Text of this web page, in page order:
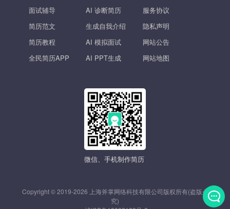
面试辅导
简历范文
简历教程
全民简历APP
AI 诊断简历
生成自我介绍
AI 模拟面试
AI PPT生成
服务协议
隐私声明
网站公告
网站地图
微信、手机制作简历
Copyright © 2019-2026 上海斧掌网络科技有限公司版权所有(盗版必
究)